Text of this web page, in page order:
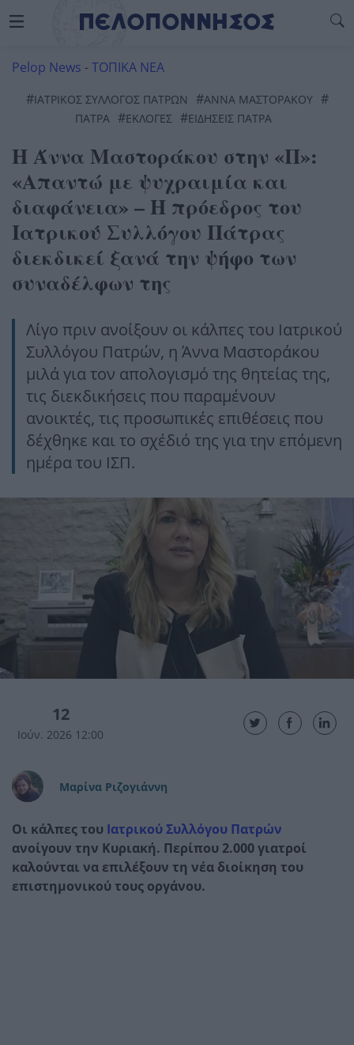
Pelop News -ΤΟΠΙΚΑ ΝΕΑ
#ΙΑΤΡΙΚΌΣ ΣΎΛΛΟΓΟΣ ΠΆΤΡΩΝ #ΆΝΝΑ ΜΑΣΤΟΡΆΚΟΥ #
ΠΆΤΡΑ #ΕΚΛΟΓΈΣ #ΕΙΔΗΣΕΙΣ ΠΑΤΡΑ
Η Άννα Μαστοράκου στην «Π»:
«Απαντώ με ψυχραιμία και
διαφάνεια» – Η πρόεδρος του
Ιατρικού Συλλόγου Πάτρας
διεκδικεί ξανά την ψήφο των
συναδέλφων της
Λίγο πριν ανοίξουν οι κάλπες του Ιατρικού
Συλλόγου Πατρών, η Άννα Μαστοράκου
μιλά για τον απολογισμό της θητείας της,
τις διεκδικήσεις που παραμένουν
ανοικτές, τις προσωπικές επιθέσεις που
δέχθηκε και το σχέδιό της για την επόμενη
ημέρα του ΙΣΠ.
12
Ιούν. 2026 12:00
Μαρίνα Ριζογιάννη
Οι κάλπες του Ιατρικού Συλλόγου Πατρών
ανοίγουν την Κυριακή. Περίπου 2.000 γιατροί
καλούνται να επιλέξουν τη νέα διοίκηση του
επιστημονικού τους οργάνου.